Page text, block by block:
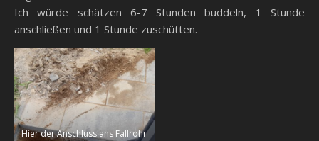
Ich würde schätzen 6-7 Stunden buddeln, 1 Stunde
anschließen und 1 Stunde zuschütten.
Hier der Anschluss ans Fallrohr